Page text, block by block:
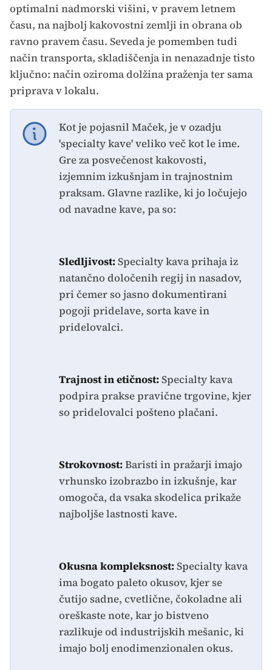
optimalni nadmorski višini, v pravem letnem
času, na najbolj kakovostni zemlji in obrana ob
ravno pravem času. Seveda je pomemben tudi
način transporta, skladiščenja in nenazadnje tisto
ključno: način oziroma dolžina praženja ter sama
priprava v lokalu.
Kot je pojasnil Maček, je v ozadju
'specialty kave' veliko več kot le ime.
Gre za posvečenost kakovosti,
izjemnim izkušnjam in trajnostnim
praksam. Glavne razlike, ki jo ločujejo
od navadne kave, pa so:
Sledljivost:Specialty kava prihaja iz
natančno določenih regij in nasadov,
pri čemer so jasno dokumentirani
pogoji pridelave, sorta kave in
pridelovalci.
Trajnost in etičnost:Specialty kava
podpira prakse pravične trgovine, kjer
so pridelovalci pošteno plačani.
Strokovnost:Baristi in pražarji imajo
vrhunsko izobrazbo in izkušnje, kar
omogoča, da vsaka skodelica prikaže
najboljše lastnosti kave.
Okusna kompleksnost:Specialty kava
ima bogato paleto okusov, kjer se
čutijo sadne, cvetlične, čokoladne ali
oreškaste note, kar jo bistveno
razlikuje od industrijskih mešanic, ki
imajo bolj enodimenzionalen okus.